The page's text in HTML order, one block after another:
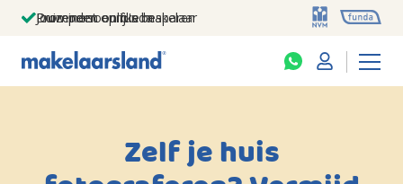
Jouw persoonlijke makelaar
Duizenden euro's besparen
Prominent op funda
Zelf je huis